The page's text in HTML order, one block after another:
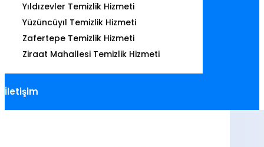
Yıldızevler Temizlik Hizmeti
Yüzüncüyıl Temizlik Hizmeti
Zafertepe Temizlik Hizmeti
Ziraat Mahallesi Temizlik Hizmeti
İletişim